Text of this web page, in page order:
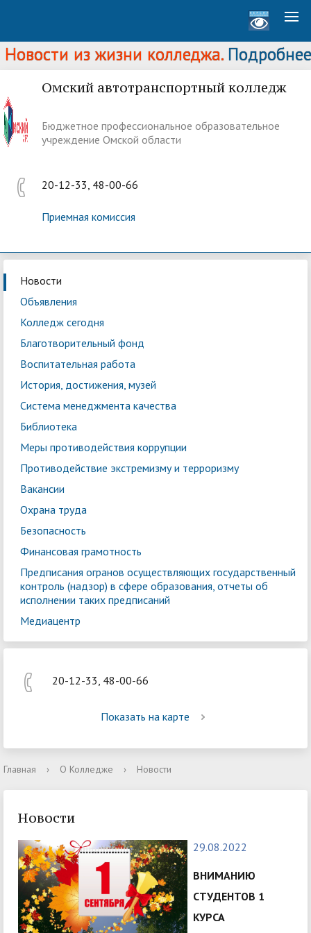
из жизни колледжа.
Омский автотранспортный колледж
Бюджетное профессиональное образовательное
учреждение Омской области
20-12-33, 48-00-66
Приемная комиссия
Новости
Объявления
Колледж сегодня
Благотворительный фонд
Воспитательная работа
История, достижения, музей
Система менеджмента качества
Библиотека
Меры противодействия коррупции
Противодействие экстремизму и терроризму
Вакансии
Охрана труда
Безопасность
Финансовая грамотность
Предписания огранов осуществляющих государственный
контроль (надзор) в сфере образования, отчеты об
исполнении таких предписаний
Медиацентр
20-12-33, 48-00-66
Показать на карте
Главная › О Колледже › Новости
Новости
29.08.2022
ВНИМАНИЮ
СТУДЕНТОВ 1
КУРСА